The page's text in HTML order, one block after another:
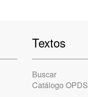
Textos
Buscar
Catálogo OPDS